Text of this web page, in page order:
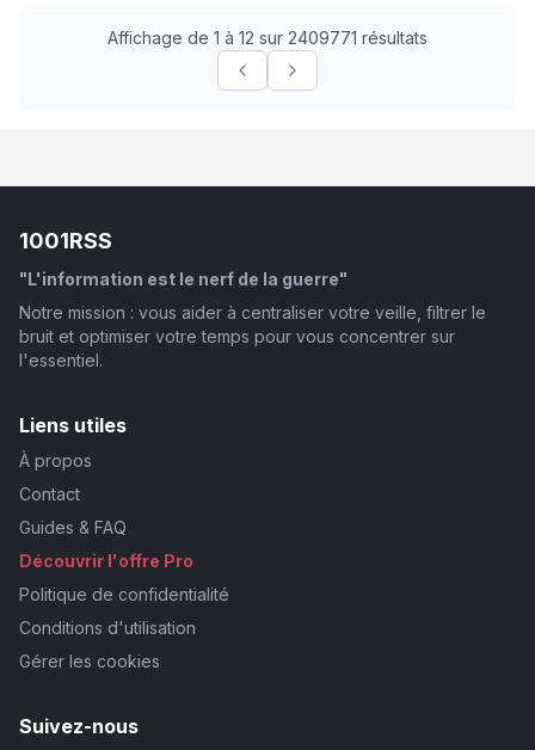
Affichage de 1 à 12 sur 2409771 résultats
1001RSS
"L'information est le nerf de la guerre"
Notre mission : vous aider à centraliser votre veille, filtrer le
bruit et optimiser votre temps pour vous concentrer sur
l'essentiel.
Liens utiles
À propos
Contact
Guides & FAQ
Découvrir l'offre Pro
Politique de confidentialité
Conditions d'utilisation
Gérer les cookies
Suivez-nous